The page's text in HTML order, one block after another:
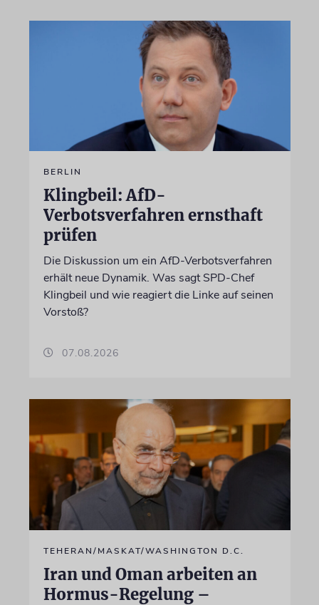
BERLIN
Klingbeil: AfD-
Verbotsverfahren ernsthaft
prüfen
Die Diskussion um ein AfD-Verbotsverfahren
erhält neue Dynamik. Was sagt SPD-Chef
Klingbeil und wie reagiert die Linke auf seinen
Vorstoß?
07.08.2026
TEHERAN/MASKAT/WASHINGTON D.C.
Iran und Oman arbeiten an
Hormus-Regelung –